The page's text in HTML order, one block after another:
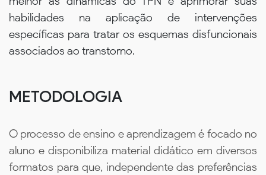
habilidades na aplicação de intervenções
específicas para tratar os esquemas disfuncionais
associados ao transtorno.
METODOLOGIA
O processo de ensino e aprendizagem é focado no
aluno e disponibiliza material didático em diversos
formatos para que, independente das preferências